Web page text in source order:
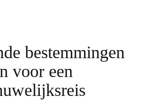
bestemmingen
voor een